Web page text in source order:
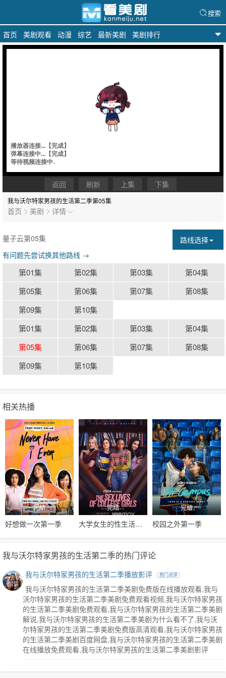
天天美剧
首页 美剧观看 动漫 综艺 最新美剧 美剧排行
搜索
返回 刷新 上集 下集
我与沃尔特家男孩的生活第二季第05集
首页 美剧 详情
路线选择
量子云第05集
有问题先尝试换其他路线 →
第01集 第02集 第03集
第04集
第05集
第06集 第07集
第08集
第09集
第10集
第01集
第02集 第03集
第04集
第05集
第06集 第07集
第08集
第09集
第10集
相关热播
完结
好想做一次第一季
完结
大学女生的性生活第一季
完结
校园之外第一季
我与沃尔特家男孩的生活第二季的热门评论
我与沃尔特家男孩的生活第二季播放影评 热门点评
我与沃尔特家男孩的生活第二季美剧免费版在线播放观看,我与
沃尔特家男孩的生活第二季美剧免费观看视频,我与沃尔特家男孩
的生活第二季美剧免费观看,我与沃尔特家男孩的生活第二季美剧
解说,我与沃尔特家男孩的生活第二季美剧为什么看不了,我与沃
尔特家男孩的生活第二季美剧免费版高清观看,我与沃尔特家男孩
的生活第二季美剧百度网盘,我与沃尔特家男孩的生活第二季美剧
在线播放免费观看,我与沃尔特家男孩的生活第二季美剧影评